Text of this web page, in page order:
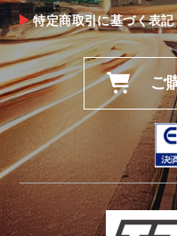
特定商取引に基づく表記
ご